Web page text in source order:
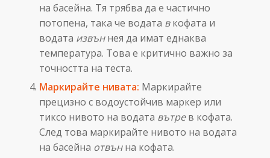
на басейна. Тя трябва да е частично
потопена, така че водата вкофата и
водата извъннея да имат еднаква
температура. Това е критично важно за
точността на теста.
Маркирайте нивата: Маркирайте
прецизно с водоустойчив маркер или
тиксо нивото на водата вътрев кофата.
След това маркирайте нивото на водата
на басейна отвънна кофата.